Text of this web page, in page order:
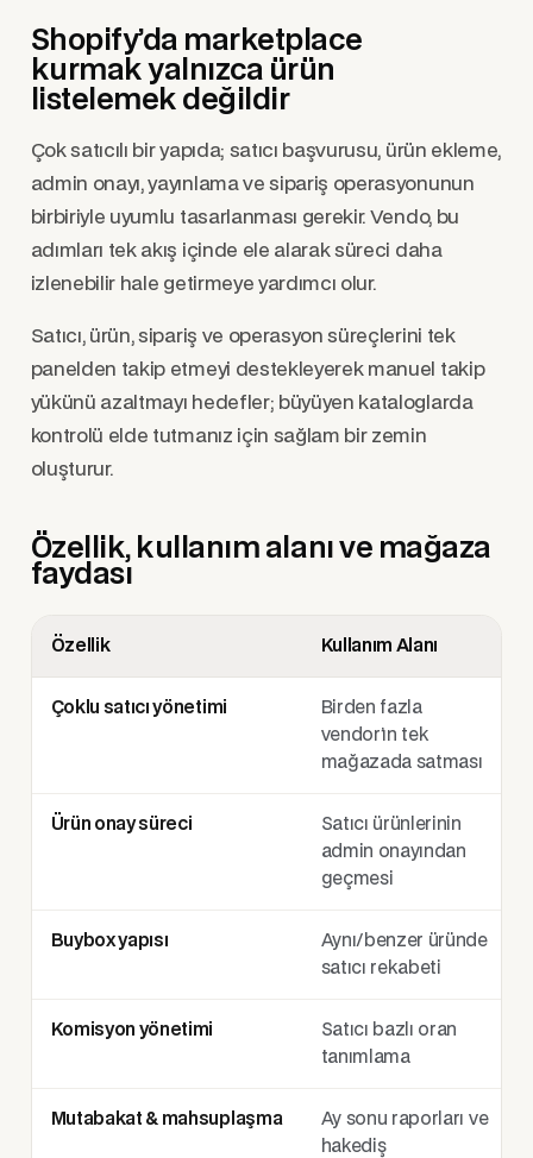
Shopify’da marketplace
kurmak yalnızca ürün
listelemek değildir
Çok satıcılı bir yapıda; satıcı başvurusu, ürün ekleme,
admin onayı, yayınlama ve sipariş operasyonunun
birbiriyle uyumlu tasarlanması gerekir. Vendo, bu
adımları tek akış içinde ele alarak süreci daha
izlenebilir hale getirmeye yardımcı olur.
Satıcı, ürün, sipariş ve operasyon süreçlerini tek
panelden takip etmeyi destekleyerek manuel takip
yükünü azaltmayı hedefler; büyüyen kataloglarda
kontrolü elde tutmanız için sağlam bir zemin
oluşturur.
Özellik, kullanım alanı ve mağaza
faydası
Özellik Kullanım Alanı
Çoklu satıcı yönetimi
Birden fazla
vendor’ın tek
mağazada satması
Ürün onay süreci
Satıcı ürünlerinin
admin onayından
geçmesi
Buybox yapısı
Aynı/benzer üründe
satıcı rekabeti
Komisyon yönetimi
Satıcı bazlı oran
tanımlama
Mutabakat & mahsuplaşma
Ay sonu raporları ve
hakediş